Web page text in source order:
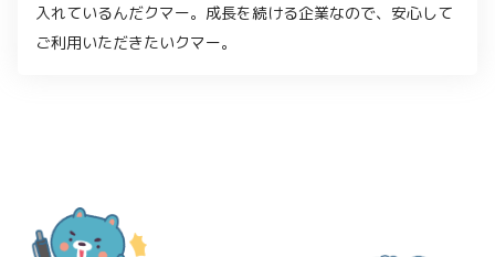
入れているんだクマー。成長を続ける企業なので、安心して
ご利用いただきたいクマー。